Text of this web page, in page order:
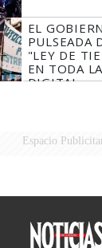
EL
PULSEADA
"LEY DE
EN TODA
DIGITAL
Espacio